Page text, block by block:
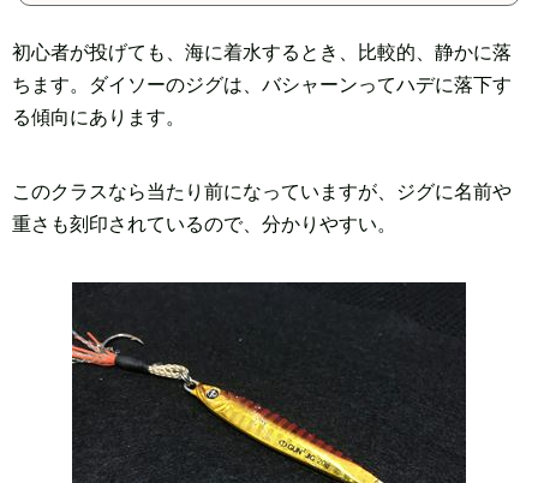
初心者が投げても、海に着水するとき、比較的、静かに落
ちます。ダイソーのジグは、バシャーンってハデに落下す
る傾向にあります。
このクラスなら当たり前になっていますが、ジグに名前や
重さも刻印されているので、分かりやすい。